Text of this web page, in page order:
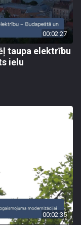
00:02:27
taupa elektrību
ielu
00:02:35